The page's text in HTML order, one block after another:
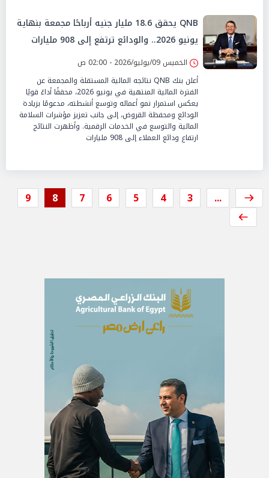
QNB يحقق 18.6 مليار جنيه أرباحًا مجمعة بنهاية
يونيو 2026.. والودائع ترتفع إلى 908 مليارات
جنيهالخميس 09/يوليو/2026 - 02:00 ص
أعلن بنك QNB نتائجه المالية المستقلة والمجمعة عن
الفترة المالية المنتهية في يونيو 2026، محققًا أداءً قويًا
يعكس استمرار نمو أعماله وتوسع أنشطته، مدعومًا بزيادة
الودائع ومحفظة القروض، إلى جانب تعزيز مؤشرات السلامة
المالية والتوسع في الخدمات الرقمية. وأظهرت النتائج
ارتفاع ودائع العملاء إلى 908 مليارات
...
3
4
5
6
7
8
9